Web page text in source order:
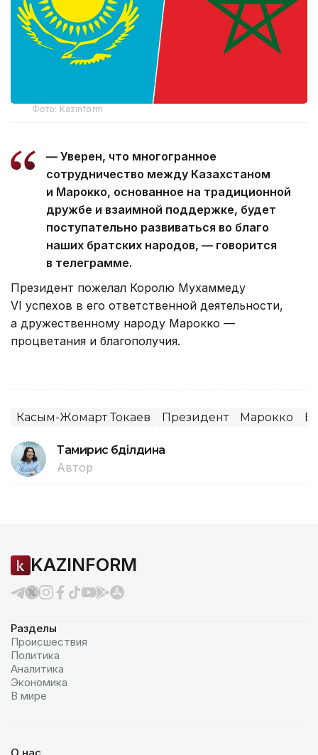
Фото: Kazinform
— Уверен, что многогранное
сотрудничество между Казахстаном
и Марокко, основанное на традиционной
дружбе и взаимной поддержке, будет
поступательно развиваться во благо
наших братских народов, — говорится
в телеграмме.
Президент пожелал Королю Мухаммеду
VI успехов в его ответственной деятельности,
а дружественному народу Марокко —
процветания и благополучия.
Касым-Жомарт Токаев Президент Марокко
Тамирис Әбділдина
Автор
KAZINFORM
Разделы
Происшествия
Политика
Аналитика
Экономика
В мире